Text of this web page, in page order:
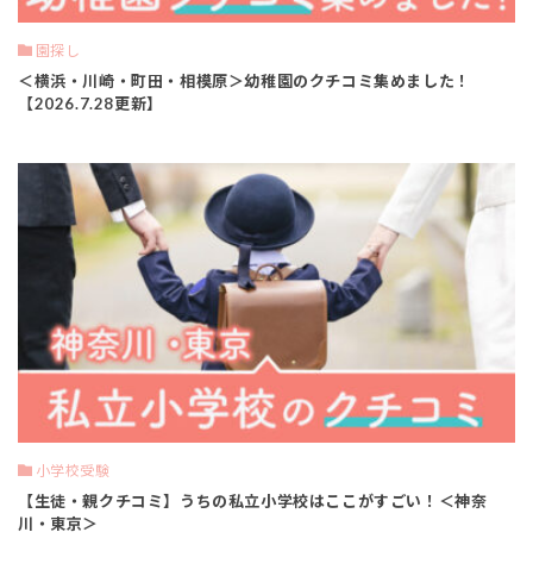
園探し
＜横浜・川崎・町田・相模原＞幼稚園のクチコミ集めました！
【2026.7.28更新】
小学校受験
【生徒・親クチコミ】うちの私立小学校はここがすごい！＜神奈
川・東京＞